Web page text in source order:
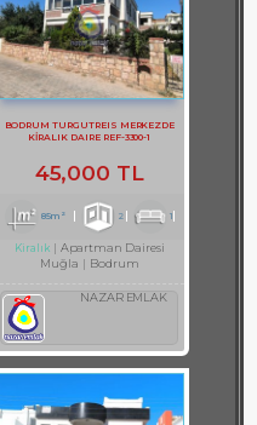
BODRUM TURGUTREIS MERKEZDE
KİRALIK DAIRE REF-3300-1
45,000 TL
85m² 2 1
Kiralık
Apartman Dairesi
Muğla
Bodrum
NAZAR EMLAK